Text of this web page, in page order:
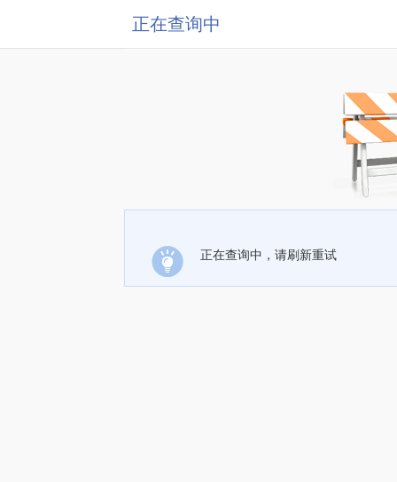
正在查询中
正在查询中，请刷新重试